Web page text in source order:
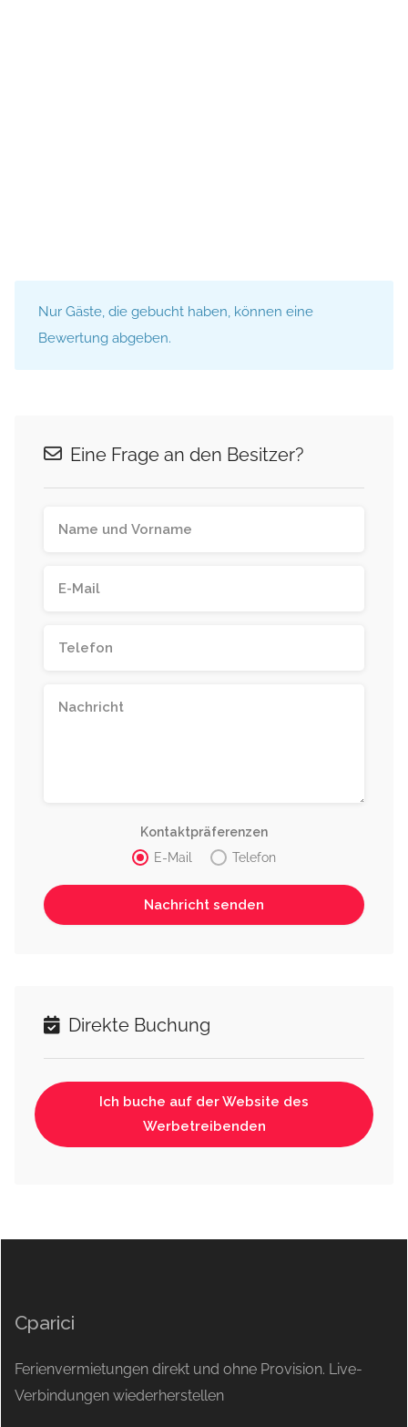
Nur Gäste, die gebucht haben, können eine
Bewertung abgeben.
Eine Frage an den Besitzer?
Kontaktpräferenzen
E-Mail
Telefon
Direkte Buchung
Ich buche auf der Website des
Werbetreibenden
Cparici
Ferienvermietungen direkt und ohne Provision. Live-
Verbindungen wiederherstellen